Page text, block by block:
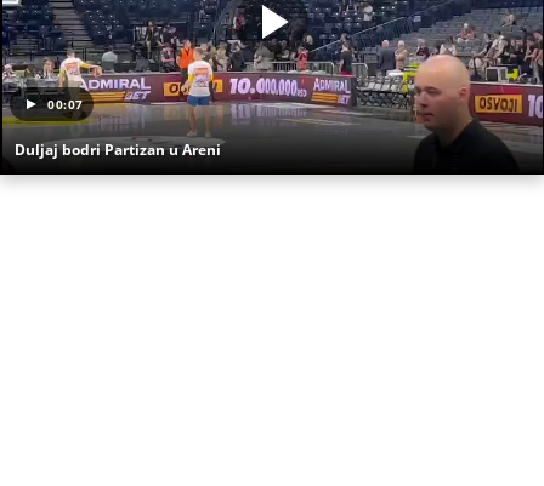
00:07
Duljaj bodri Partizan u Areni